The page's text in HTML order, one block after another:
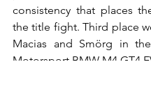
consistency that places
the title fight. Third place
Macias and Smörg in
Motorsport BMW M4 GT4